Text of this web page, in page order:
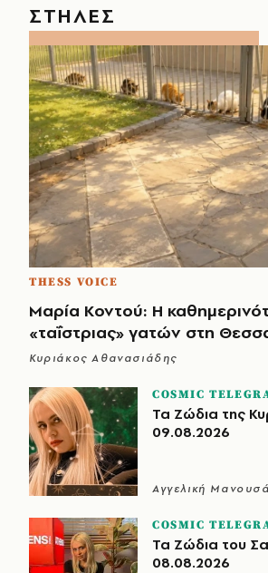
ΣΤΗΛΕΣ
THESS VOICE
Μαρία Κοντού: Η
«ταΐστριας» γατών στη
Κυριάκος Αθανασιάδης
COSMIC
Τα Ζώδια της
09.08.2026
Αγγελική
COSMIC
Τα Ζώδια του
08.08.2026